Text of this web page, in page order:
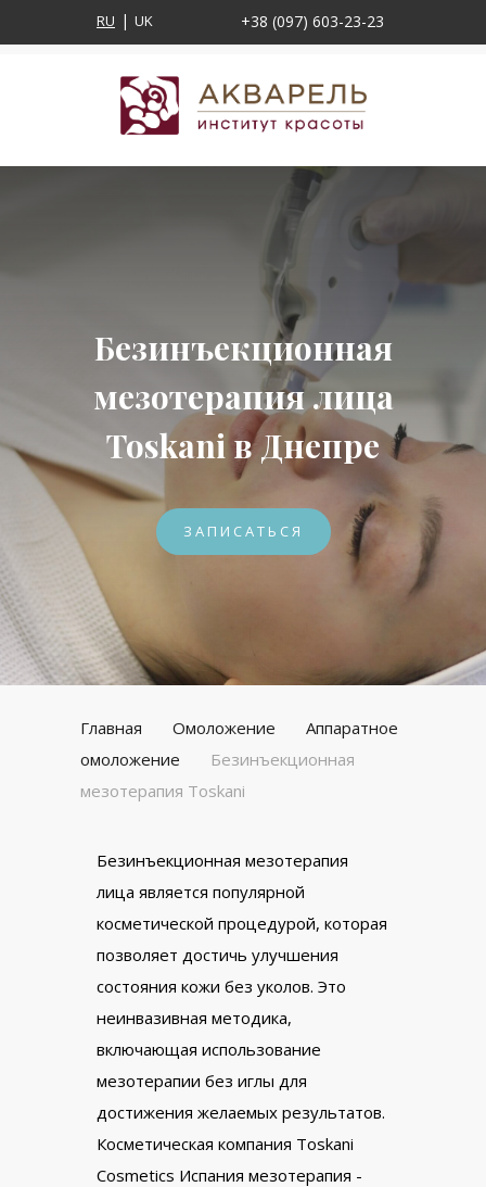
RU UK +38 (097) 603-23-23
Безинъекционная
мезотерапия лица
Toskani в Днепре
ЗАПИСАТЬСЯ
Главная Омоложение
Аппаратное
омоложение
Безинъекционная
мезотерапия Toskani
Безинъекционная мезотерапия
лица является популярной
косметической процедурой, которая
позволяет достичь улучшения
состояния кожи без уколов. Это
неинвазивная методика,
включающая использование
мезотерапии без иглы для
достижения желаемых результатов.
Косметическая компания Toskani
Cosmetics Испания мезотерапия -